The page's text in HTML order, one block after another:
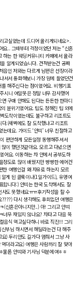
고싶었는데 드디어 올리게되네요>.
요.. 그때부터 걱정이었던 저는 “신혼
하는 한 웨딩커뮤니티 카페에서 올라
알게되었습니다. 견적받는건 공짜
음인 저와는 다르게 남편은 선장이라
서서 통화해보니 가장 맘에 들었던건
해주신다는 점이였어요. 비행기표
시니 여알못은 정말 너무 감사했어
구매 안해도 된다는 든든한 한마디
분위기였어요. 팁도 정해진 팁 외에
도착이였는데도 불구하고 리조트도
.(새벽에도 잘 도착했냐고 리조트
데요. 가이드 ‘얀띠’ 너무 친절하고
편안하게 모든일정 동행해주셔서
이 했던것같아요. 모르고 다녔으면
어요. 이동하는 차 안에서 공부도하
정도로 많이 배웠지만 빵빵한 에어컨
한 여행인걸 왜 자유로 하는지 모르
게 된 클룩이나(1일가이드), 유명여
합니다:) 얀띠는 한국 도착해서도 잘
도 못했네요ㅠㅠ후기작성을 할 수
다시 생각해도 후회없던 여행은
(신혼은아니지만..) 아! 그리고 얀띠
너무 재밌지 않나요? 차타고 다음 목
음식 먹고싶다하니 바로 직진!!! 그리
부님 하시면서 해달라는건 다 해주
) 두리안도 길가다 멈춰서 그냥 사
더라고요) 여행은 사람끼리 잘 맞아
물론 얀띠와 기사님 덕분에여ㅎㅎ